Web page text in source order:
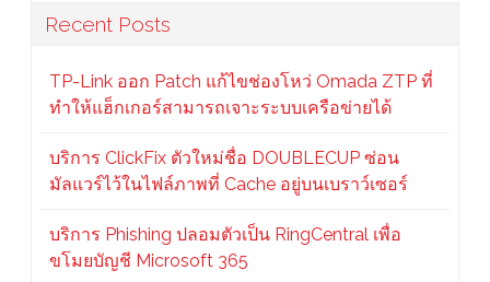
Recent Posts
TP-Link ออก Patch แก้ไขช่องโหว่ Omada ZTP ที่
ทำให้แฮ็กเกอร์สามารถเจาะระบบเครือข่ายได้
บริการ ClickFix ตัวใหม่ชื่อ DOUBLECUP ซ่อน
มัลแวร์ไว้ในไฟล์ภาพที่ Cache อยู่บนเบราว์เซอร์
บริการ Phishing ปลอมตัวเป็น RingCentral เพื่อ
ขโมยบัญชี Microsoft 365